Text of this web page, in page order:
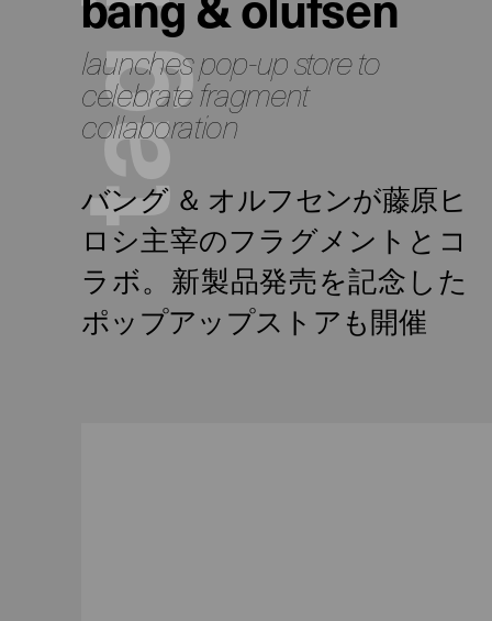
t
a
g
launches pop-up store to
celebrate fragment
collaboration